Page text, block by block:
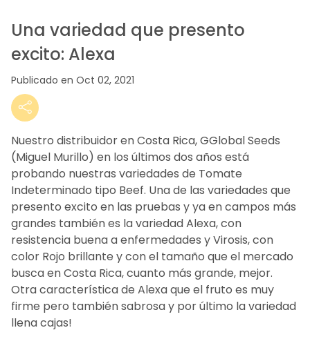
Una variedad que presento
excito: Alexa
Publicado en Oct 02, 2021
Nuestro distribuidor en Costa Rica, GGlobal Seeds
(Miguel Murillo) en los últimos dos años está
probando nuestras variedades de Tomate
Indeterminado tipo Beef. Una de las variedades que
presento excito en las pruebas y ya en campos más
grandes también es la variedad Alexa, con
resistencia buena a enfermedades y Virosis, con
color Rojo brillante y con el tamaño que el mercado
busca en Costa Rica, cuanto más grande, mejor.
Otra característica de Alexa que el fruto es muy
firme pero también sabrosa y por último la variedad
llena cajas!